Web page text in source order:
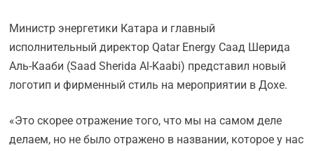
Министр энергетики Катара и главный
исполнительный директор Qatar Energy Саад Шерида
Аль-Кааби (Saad Sherida Al-Kaabi) представил новый
логотип и фирменный стиль на мероприятии в Дохе.
«Это скорее отражение того, что мы на самом деле
делаем, но не было отражено в названии, которое у нас